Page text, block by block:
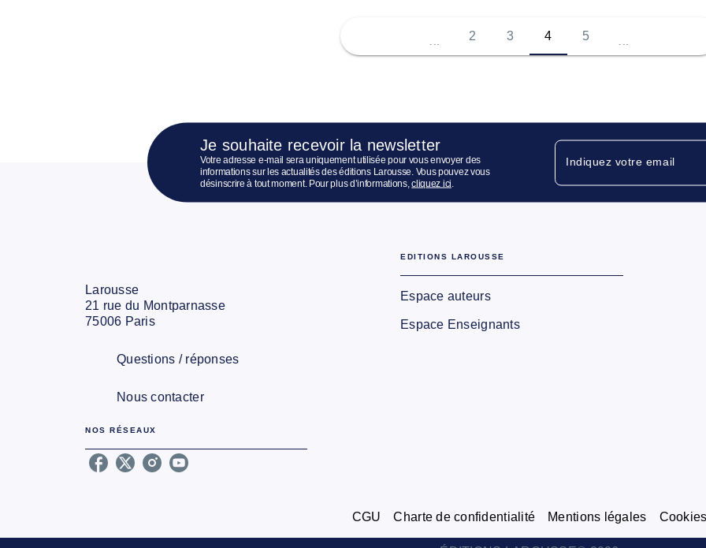
... 2 3 4 5 ...
Je souhaite recevoir la newsletter
Votre adresse e-mail sera uniquement utilisée pour vous envoyer des
informations sur les actualités des éditions Larousse. Vous pouvez vous
désinscrire à tout moment. Pour plus d’informations,cliquez ici.
Indiquez votre email
Larousse
21 rue du Montparnasse
75006 Paris
Questions / réponses
Nous contacter
NOS RÉSEAUX
EDITIONS LAROUSSE
Espace auteurs
Espace Enseignants
CGU Charte de confidentialité Mentions légales Cookies